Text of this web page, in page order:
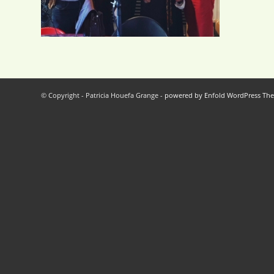
© Copyright - Patricia Houefa Grange - powered by Enfold WordPress